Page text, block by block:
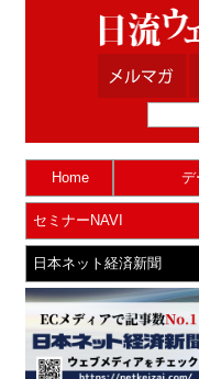
Home デ
セミナーNAVI
日本ネット経済新聞